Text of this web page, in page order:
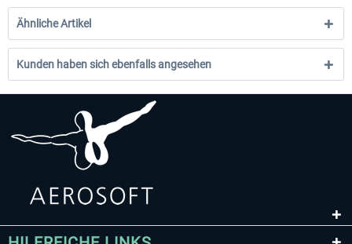
Ähnliche Artikel
Kunden haben sich ebenfalls angesehen